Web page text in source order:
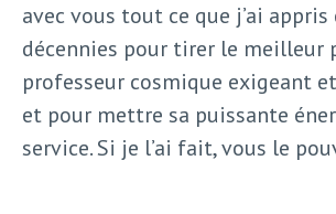
avec vous tout ce que j’ai appris
décennies pour tirer le meilleur
professeur cosmique exigeant
et pour mettre sa puissante
service. Si je l’ai fait, vous le